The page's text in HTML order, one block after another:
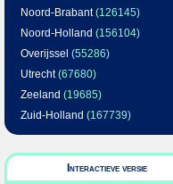
Noord-Brabant(126145)
Noord-Holland (156104)
Overijssel (55286)
Utrecht(67680)
Zeeland (19685)
Zuid-Holland (167739)
Interactieve versie